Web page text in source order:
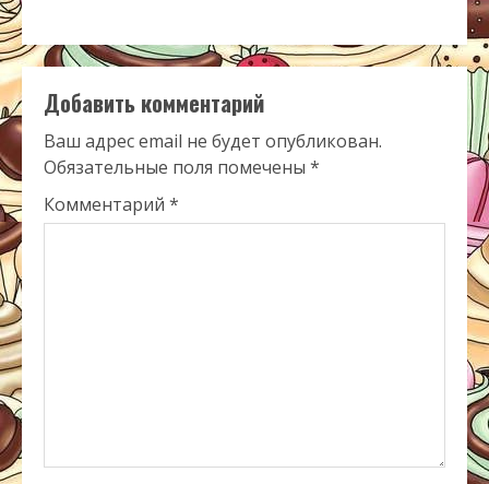
Добавить комментарий
Ваш адрес email не будет опубликован.
Обязательные поля помечены *
Комментарий *